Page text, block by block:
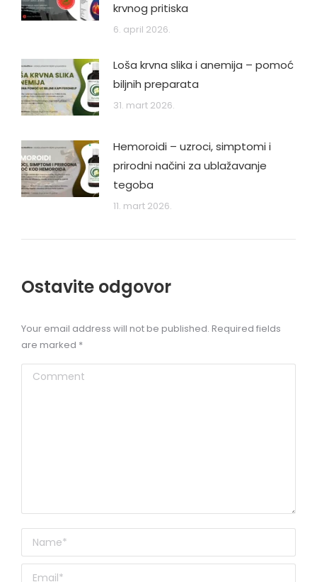
krvnog pritiska
6. april 2026.
Loša krvna slika i anemija – pomoć
biljnih preparata
31. mart 2026.
Hemoroidi – uzroci, simptomi i
prirodni načini za ublažavanje
tegoba
11. mart 2026.
Ostavite odgovor
Your email address will not be published. Required fields
are marked *
Comment
Name *
Email *